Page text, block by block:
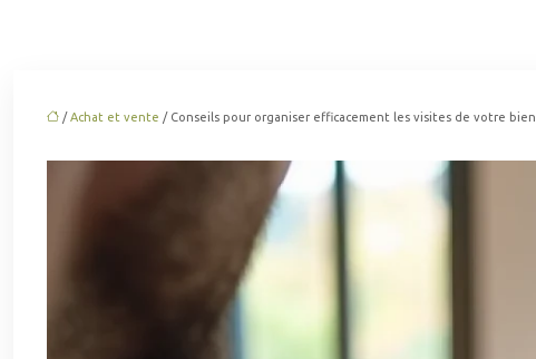
/Achat et vente / Conseils pour organiser efficacement les visites de votre bien